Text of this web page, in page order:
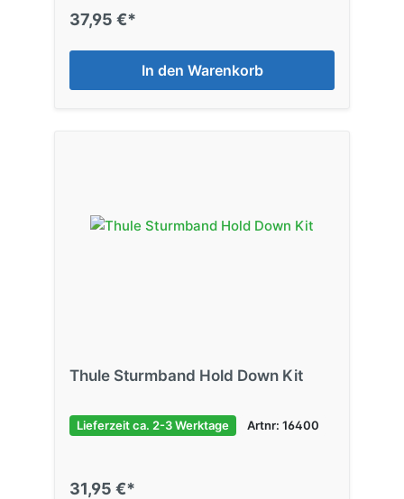
37,95 €*
In den Warenkorb
Thule Sturmband Hold Down Kit
Lieferzeit ca. 2-3 Werktage Artnr: 16400
31,95 €*